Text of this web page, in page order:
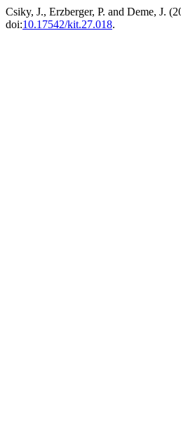
Csiky, J., Erzberger, P. and Deme, J.
doi:10.17542/kit.27.018.